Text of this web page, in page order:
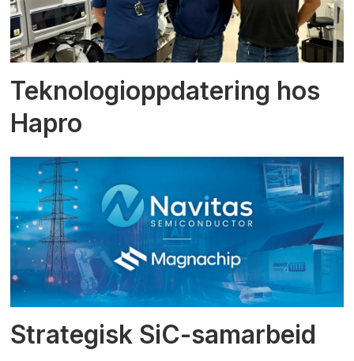
Teknologioppdatering hos
Hapro
Strategisk SiC-samarbeid